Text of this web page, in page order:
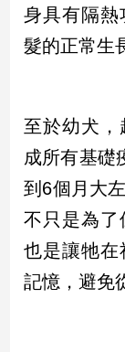
毒
區
南
灣
觀
點
南
台
灣
身具有隔熱
髮的正常生
至於幼犬，
成所有基礎
到6個月大
不只是為了
也是讓牠在
記憶，避免